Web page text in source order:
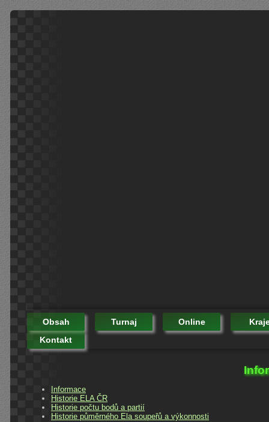
Obsah Turnaj Online
Kontakt
Informace
Historie ELA ČR
Historie počtu bodů a partií
Historie půměrného Ela soupeřů a výkonnosti